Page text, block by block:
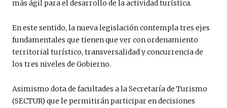
más ágil para el desarrollo de la actividad turística.
En este sentido, la nueva legislación contempla tres ejes
fundamentales que tienen que ver con ordenamiento
territorial turístico, transversalidad y concurrencia de
los tres niveles de Gobierno.
Asimismo dota de facultades a la Secretaría de Turismo
(SECTUR) que le permitirán participar en decisiones